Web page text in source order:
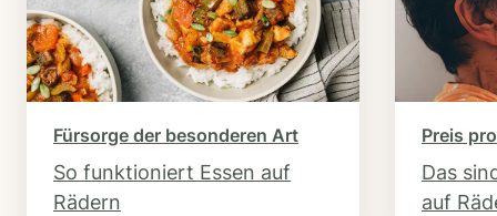
Fürsorge der besonderen Art
So funktioniert Essen auf
Rädern
Preis
Das
auf